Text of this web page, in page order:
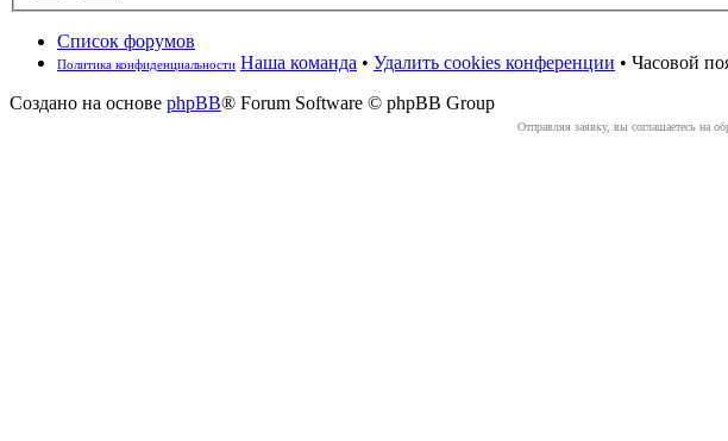
Список форумов
Политика конфиденциальности Наша команда • Удалить cookies конференции • Часовой
Создано на основе phpBB® Forum Software © phpBB Group
Отправляя заявку, вы соглашаетесь на